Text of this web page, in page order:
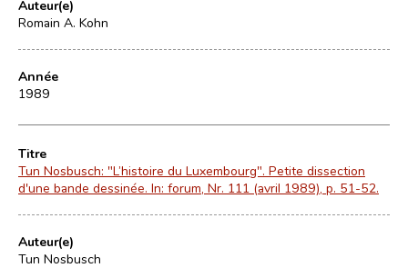
Auteur(e)
Romain A. Kohn
Année
1989
Titre
Tun Nosbusch: "L’histoire du Luxembourg". Petite dissection
d'une bande dessinée. In: forum, Nr. 111 (avril 1989), p. 51-52.
Auteur(e)
Tun Nosbusch